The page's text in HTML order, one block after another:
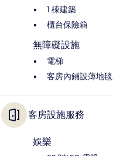
1 棟建築
櫃台保險箱
無障礙設施
電梯
客房內鋪設薄地毯
客房設施服務
娛樂